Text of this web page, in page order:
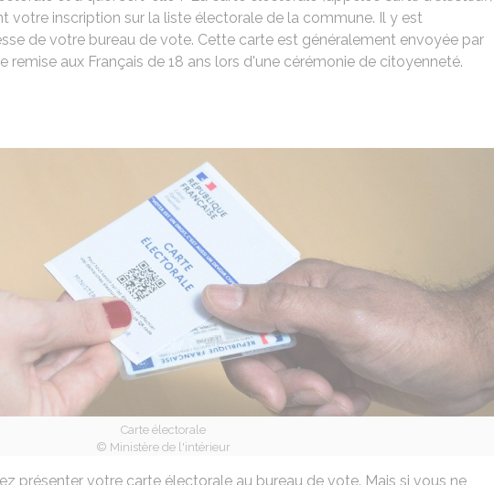
votre inscription sur la liste électorale de la commune. Il y est
de votre bureau de vote. Cette carte est généralement envoyée par
remise aux Français de 18 ans lors d'une cérémonie de citoyenneté.
Carte électorale
© Ministère de l'intérieur
présenter votre carte électorale au bureau de vote. Mais si vous ne